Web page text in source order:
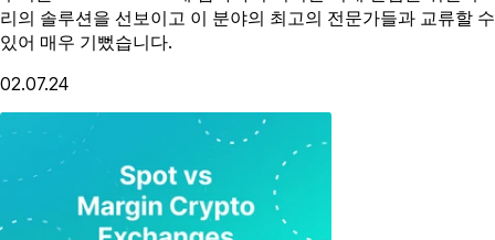
리의 솔루션을 선보이고 이 분야의 최고의 전문가들과 교류할 수
있어 매우 기뻤습니다.
02.07.24